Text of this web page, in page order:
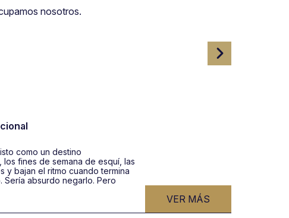
nosotros.
como un destino
fines de semana de esquí, las
y bajan el ritmo cuando termina
Sería absurdo negarlo. Pero
VER MÁS